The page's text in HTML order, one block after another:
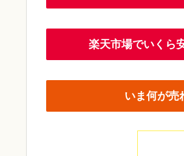
楽天市場でいくら
いま何が売